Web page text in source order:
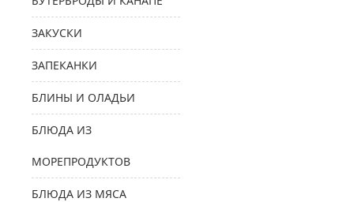
ЗАКУСКИ
ЗАПЕКАНКИ
БЛИНЫ И ОЛАДЬИ
БЛЮДА ИЗ
МОРЕПРОДУКТОВ
БЛЮДА ИЗ МЯСА